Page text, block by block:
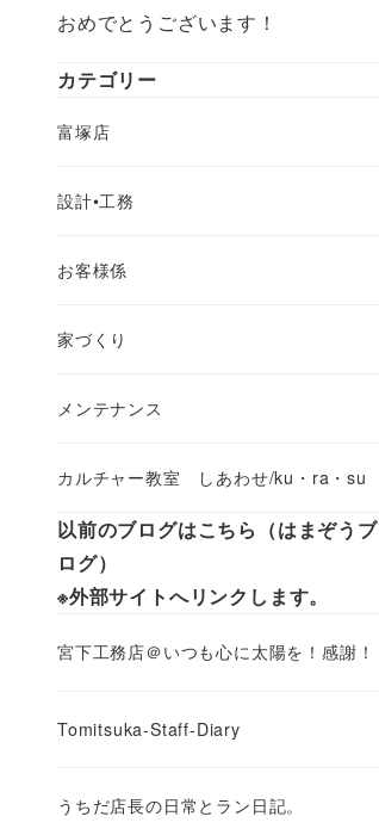
おめでとうございます！
カテゴリー
富塚店
設計•工務
お客様係
家づくり
メンテナンス
カルチャー教室 しあわせ/ku・ra・su
以前のブログはこちら（はまぞうブ
ログ）
※外部サイトへリンクします。
宮下工務店＠いつも心に太陽を！感謝！
Tomitsuka-Staff-Diary
うちだ店長の日常とラン日記。